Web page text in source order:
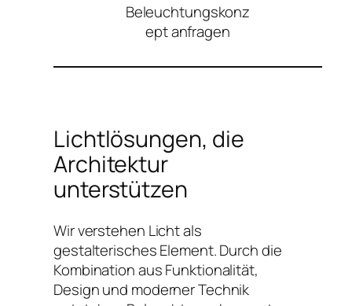
Beleuchtungskonz
ept anfragen
Lichtlösungen, die
Architektur
unterstützen
Wir verstehen Licht als
gestalterisches Element. Durch die
Kombination aus Funktionalität,
Design und moderner Technik